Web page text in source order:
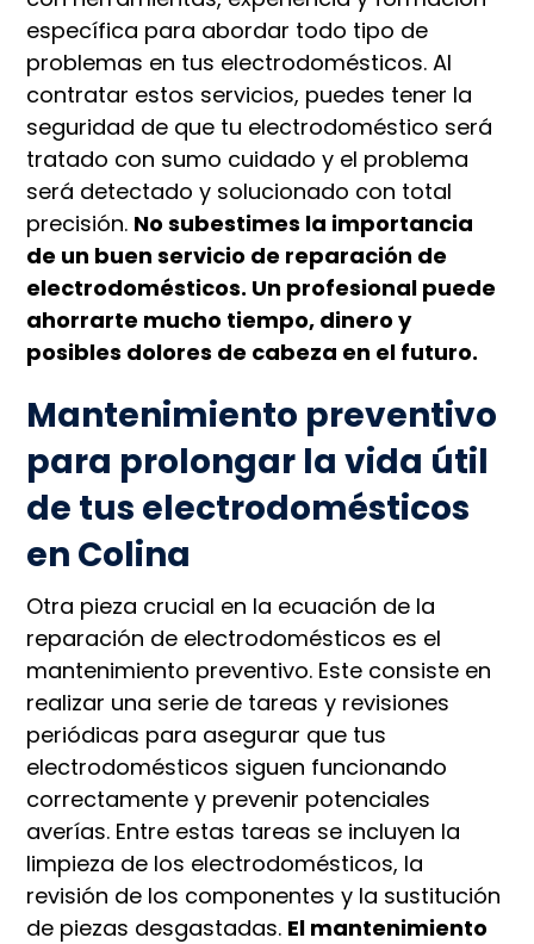
específica para abordar todo tipo de
problemas en tus electrodomésticos. Al
contratar estos servicios, puedes tener la
seguridad de que tu electrodoméstico será
tratado con sumo cuidado y el problema
será detectado y solucionado con total
precisión. No subestimes la importancia
de un buen servicio de reparación de
electrodomésticos. Un profesional puede
ahorrarte mucho tiempo, dinero y
posibles dolores de cabeza en el futuro.
Mantenimiento preventivo
para prolongar la vida útil
de tus electrodomésticos
en Colina
Otra pieza crucial en la ecuación de la
reparación de electrodomésticos es el
mantenimiento preventivo. Este consiste en
realizar una serie de tareas y revisiones
periódicas para asegurar que tus
electrodomésticos siguen funcionando
correctamente y prevenir potenciales
averías. Entre estas tareas se incluyen la
limpieza de los electrodomésticos, la
revisión de los componentes y la sustitución
de piezas desgastadas. El mantenimiento